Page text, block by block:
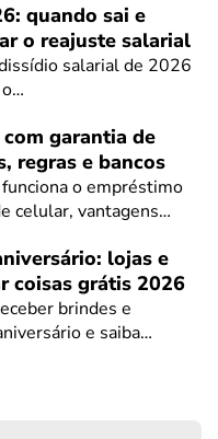
quando sai e
o reajuste salarial
salarial de 2026
garantia de
regras e bancos
o empréstimo
celular, vantagens…
lojas e
coisas grátis 2026
brindes e
e saiba…